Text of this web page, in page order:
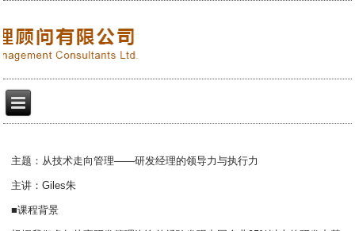
主题：从技术走向管理——研发经理的领导力与执行力
主讲：Giles朱
■课程背景